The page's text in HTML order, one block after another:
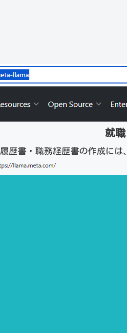
就
履歴書・職務経歴書の作成に